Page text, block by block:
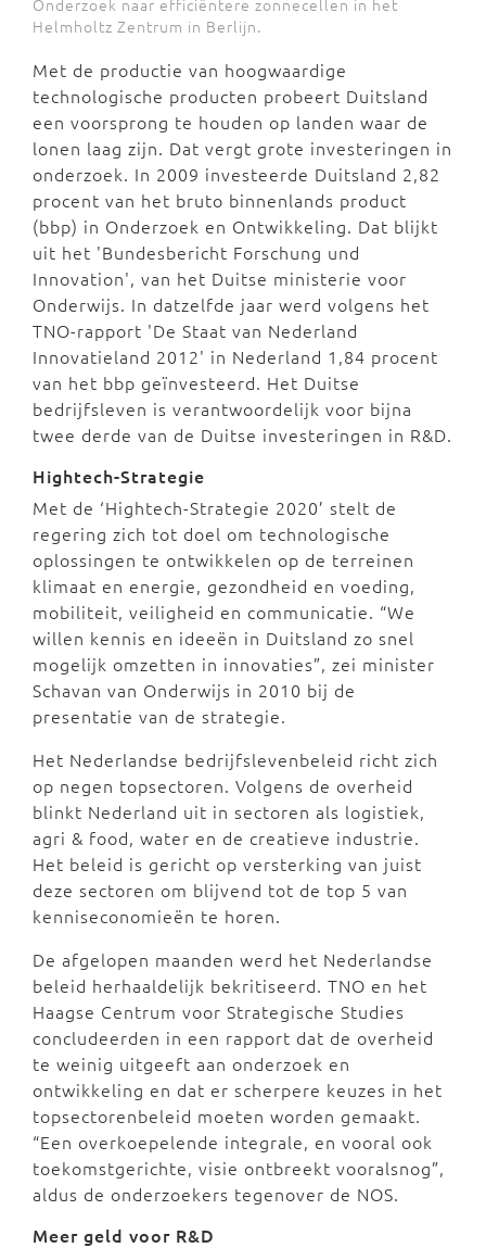
Helmholtz Zentrum in Berlijn.
Met de productie van hoogwaardige
technologische producten probeert Duitsland
een voorsprong te houden op landen waar de
lonen laag zijn. Dat vergt grote investeringen in
onderzoek. In 2009 investeerde Duitsland 2,82
procent van het bruto binnenlands product
(bbp) in Onderzoek en Ontwikkeling. Dat blijkt
uit het 'Bundesbericht Forschung und
Innovation', van het Duitse ministerie voor
Onderwijs. In datzelfde jaar werd volgens het
TNO-rapport 'De Staat van Nederland
Innovatieland 2012' in Nederland 1,84 procent
van het bbp geïnvesteerd. Het Duitse
bedrijfsleven is verantwoordelijk voor bijna
twee derde van de Duitse investeringen in R&D.
Hightech-Strategie
Met de ‘Hightech-Strategie 2020’ stelt de
regering zich tot doel om technologische
oplossingen te ontwikkelen op de terreinen
klimaat en energie, gezondheid en voeding,
mobiliteit, veiligheid en communicatie. “We
willen kennis en ideeën in Duitsland zo snel
mogelijk omzetten in innovaties”, zei minister
Schavan van Onderwijs in 2010 bij de
presentatie van de strategie.
Het Nederlandse bedrijfslevenbeleid richt zich
op negen topsectoren. Volgens de overheid
blinkt Nederland uit in sectoren als logistiek,
agri & food, water en de creatieve industrie.
Het beleid is gericht op versterking van juist
deze sectoren om blijvend tot de top 5 van
kenniseconomieën te horen.
De afgelopen maanden werd het Nederlandse
beleid herhaaldelijk bekritiseerd. TNO en het
Haagse Centrum voor Strategische Studies
concludeerden in een rapport dat de overheid
te weinig uitgeeft aan onderzoek en
ontwikkeling en dat er scherpere keuzes in het
topsectorenbeleid moeten worden gemaakt.
“Een overkoepelende integrale, en vooral ook
toekomstgerichte, visie ontbreekt vooralsnog”,
aldus de onderzoekers tegenover de NOS.
Meer geld voor R&D